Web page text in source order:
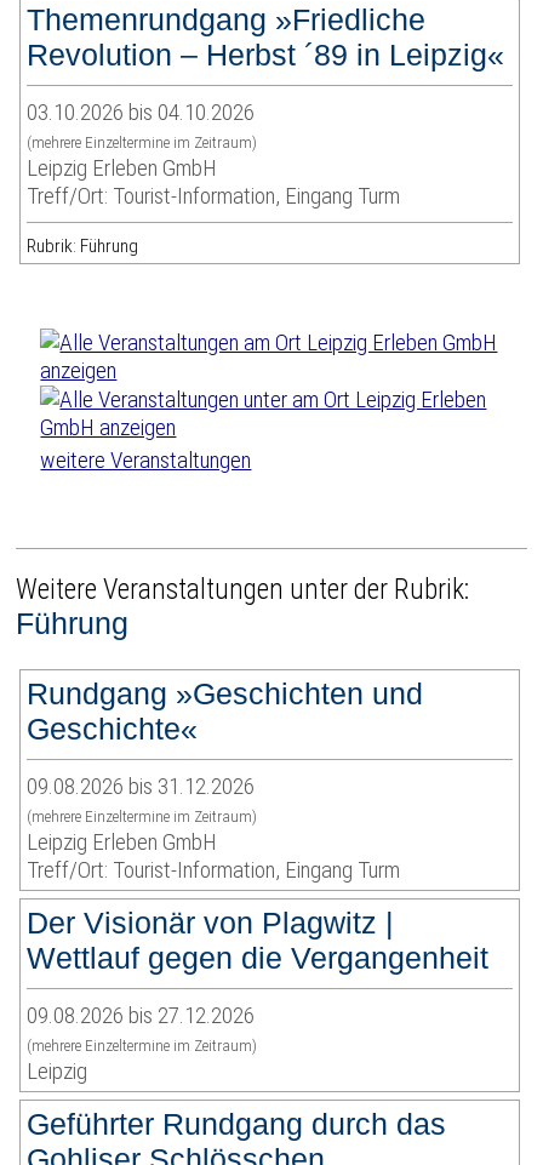
Themenrundgang »Friedliche
Revolution – Herbst ´89 in Leipzig«
03.10.2026 bis 04.10.2026
(mehrere Einzeltermine im Zeitraum)
Leipzig Erleben GmbH
Treff/Ort: Tourist-Information, Eingang Turm
Rubrik: Führung
weitere Veranstaltungen
Weitere Veranstaltungen unter der Rubrik:
Führung
Rundgang »Geschichten und
Geschichte«
09.08.2026 bis 31.12.2026
(mehrere Einzeltermine im Zeitraum)
Leipzig Erleben GmbH
Treff/Ort: Tourist-Information, Eingang Turm
Der Visionär von Plagwitz |
Wettlauf gegen die Vergangenheit
09.08.2026 bis 27.12.2026
(mehrere Einzeltermine im Zeitraum)
Leipzig
Geführter Rundgang durch das